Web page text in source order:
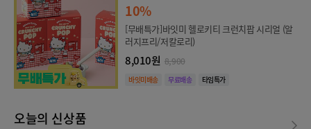
10%
[무배특가]바잇미 헬로키티 크런치팝 시리얼 (알
러지프리/저칼로리)
8,010원 8,900
바잇미배송 무료배송 타임특가
오늘의 신상품